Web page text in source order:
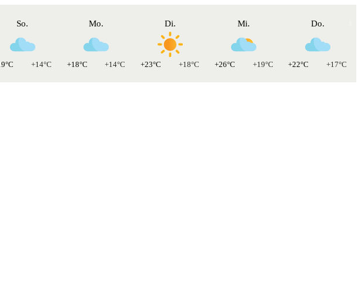
So.
+14°C
Mo.
+18°C +14°C
Di.
+23°C +18°C
Mi.
+26°C +19°C
Do.
+22°C +17°C